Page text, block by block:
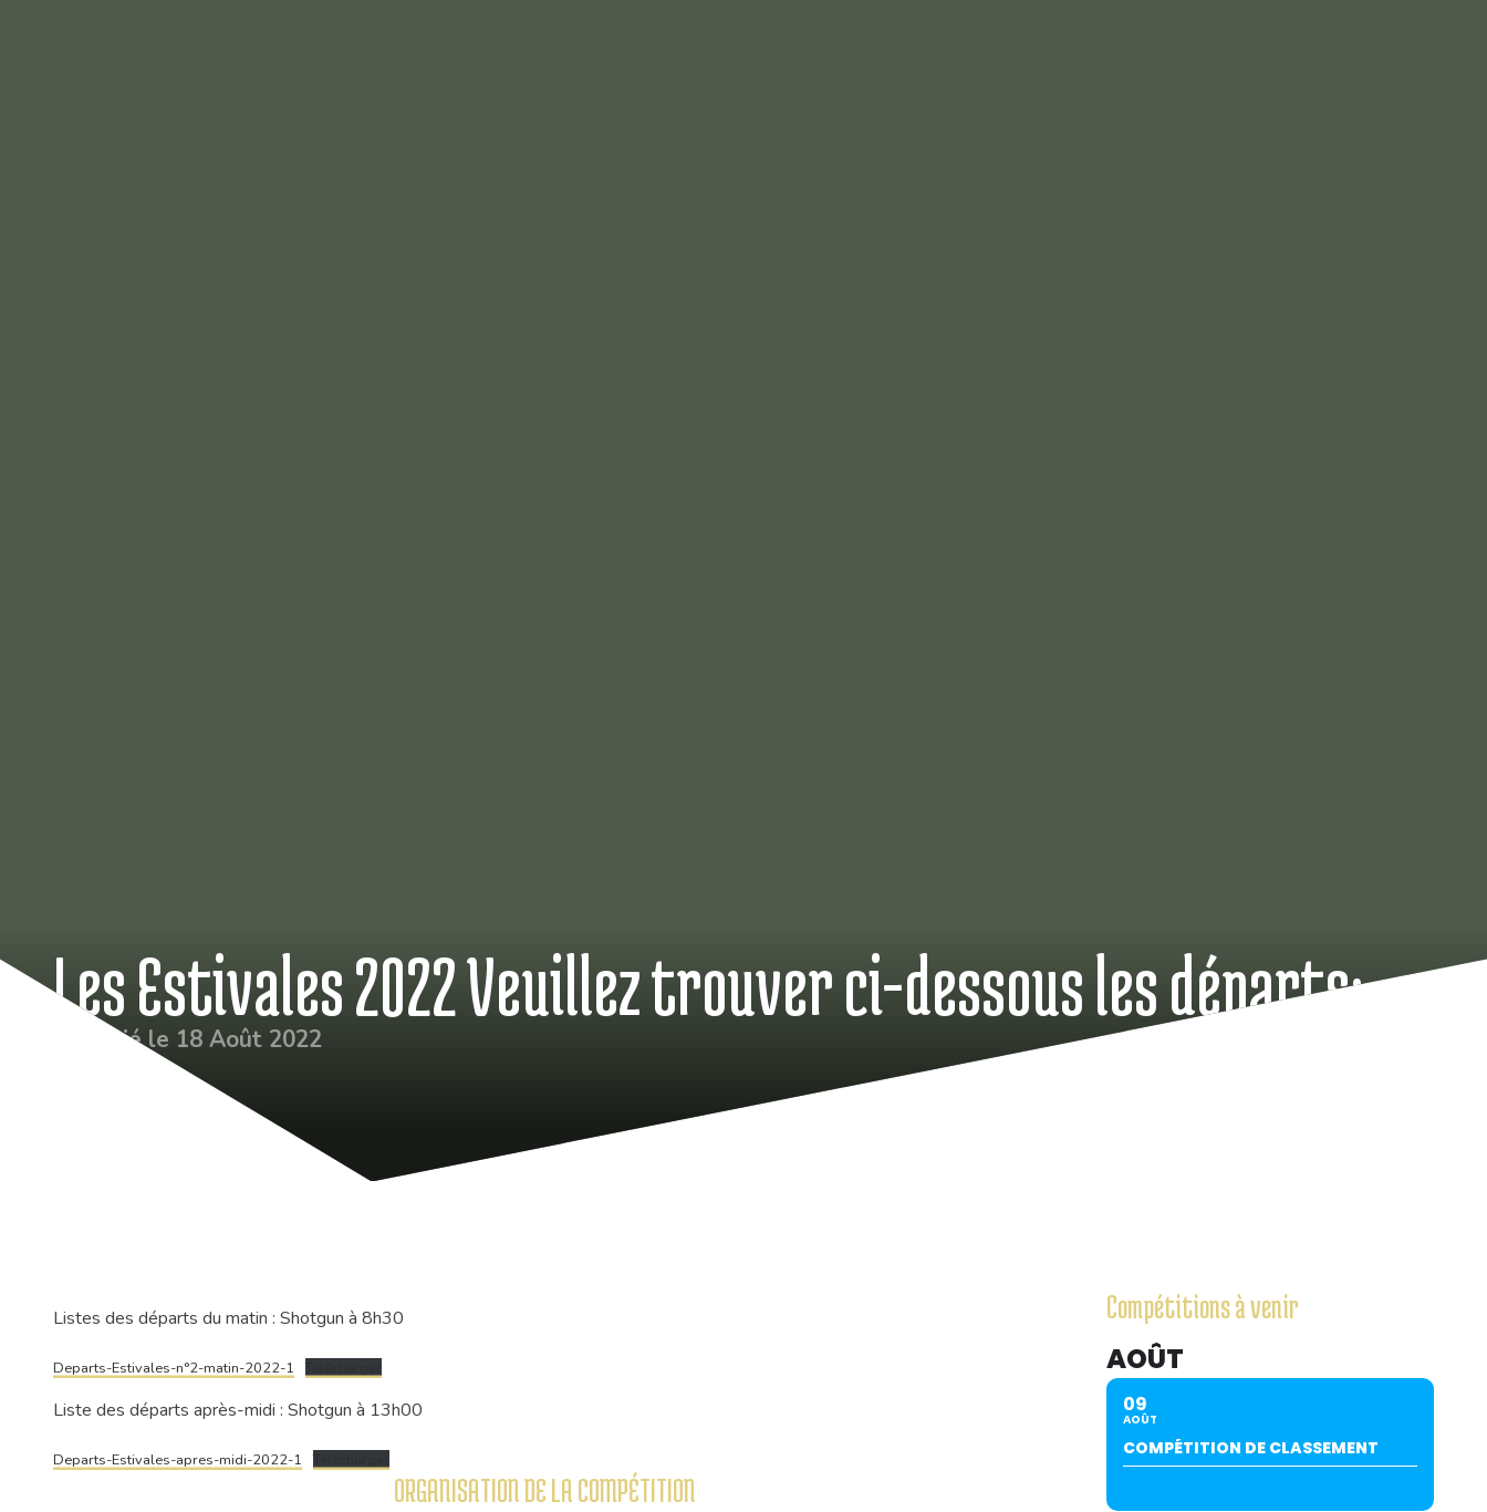
Les Estivales 2022 Veuillez trouver ci-dessous les départs:
Publié le 18 Août 2022
Listes des départs du matin : Shotgun à 8h30
Departs-Estivales-n°2-matin-2022-1 Télécharger
Liste des départs après-midi : Shotgun à 13h00
Departs-Estivales-apres-midi-2022-1 Télécharger
ORGANISATION DE LA COMPÉTITION
Compétitions à venir
AOÛT
09
AOÛT
COMPÉTITION DE CLASSEMENT